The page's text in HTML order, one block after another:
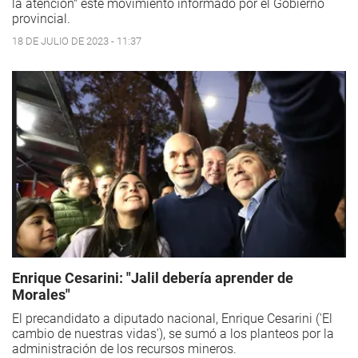
la atención" este movimiento informado por el Gobierno
provincial.
18 DE JULIO DE 2023 - 11:37
Enrique Cesarini: "Jalil debería aprender de
Morales"
El precandidato a diputado nacional, Enrique Cesarini ('El
cambio de nuestras vidas'), se sumó a los planteos por la
administración de los recursos mineros.